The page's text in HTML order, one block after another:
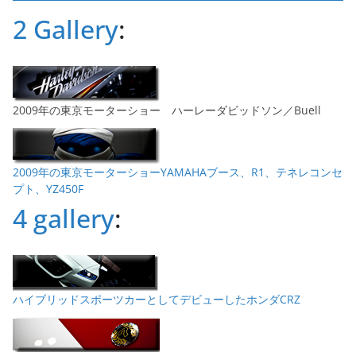
2 Gallery:
2009年の東京モーターショー ハーレーダビッドソン／Buell
2009年の東京モーターショーYAMAHAブース、R1、テネレコンセ
プト、YZ450F
4 gallery:
ハイブリッドスポーツカーとしてデビューしたホンダCRZ